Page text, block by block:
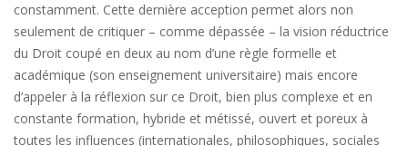
constamment. Cette dernière acception permet alors non
seulement de critiquer – comme dépassée – la vision réductrice
du Droit coupé en deux au nom d’une règle formelle et
académique (son enseignement universitaire) mais encore
d’appeler à la réflexion sur ce Droit, bien plus complexe et en
constante formation, hybride et métissé, ouvert et poreux à
toutes les influences (internationales, philosophiques, sociales